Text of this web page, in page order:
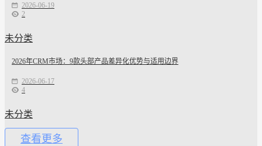
2026-06-19
2
未分类
2026年CRM市场：9款头部产品差异化优势与适用边界
2026-06-17
4
未分类
查看更多